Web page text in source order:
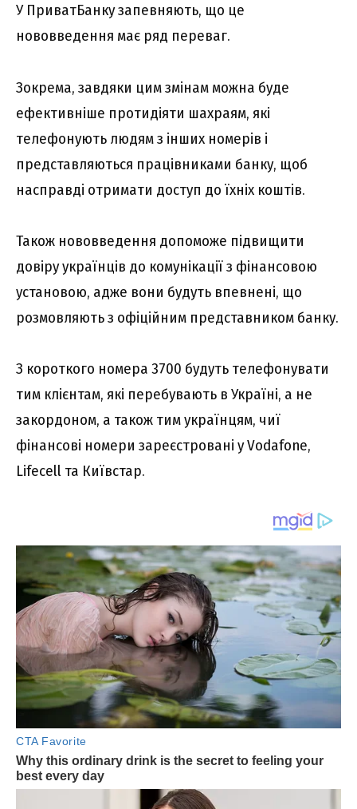
У ПриватБанку запевняють, що це
нововведення має ряд переваг.
Зокрема, завдяки цим змінам можна буде
ефективніше протидіяти шахраям, які
телефонують людям з інших номерів і
представляються працівниками банку, щоб
насправді отримати доступ до їхніх коштів.
Також нововведення допоможе підвищити
довіру українців до комунікації з фінансовою
установою, адже вони будуть впевнені, що
розмовляють з офіційним представником банку.
З короткого номера 3700 будуть телефонувати
тим клієнтам, які перебувають в Україні, а не
закордоном, а також тим українцям, чиї
фінансові номери зареєстровані у Vodafone,
Lifecell та Київстар.